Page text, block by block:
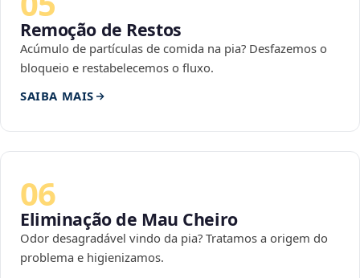
Remoção de Restos
Acúmulo de partículas de comida na pia? Desfazemos o
bloqueio e restabelecemos o fluxo.
SAIBA MAIS
06
Eliminação de Mau Cheiro
Odor desagradável vindo da pia? Tratamos a origem do
problema e higienizamos.